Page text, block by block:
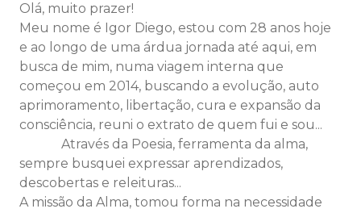
Olá, muito prazer!
Meu nome é Igor Diego, estou com 28 anos hoje
e ao longo de uma árdua jornada até aqui, em
busca de mim, numa viagem interna que
começou em 2014, buscando a evolução, auto
aprimoramento, libertação, cura e expansão da
consciência, reuni o extrato de quem fui e sou...
Através da Poesia, ferramenta da alma,
sempre busquei expressar aprendizados,
descobertas e releituras...
A missão da Alma, tomou forma na necessidade